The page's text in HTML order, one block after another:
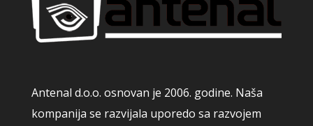
Antenal d.o.o. osnovan je 2006. godine. Naša
kompanija se razvijala uporedo sa razvojem